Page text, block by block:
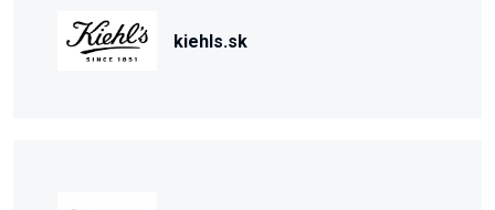
kiehls.sk